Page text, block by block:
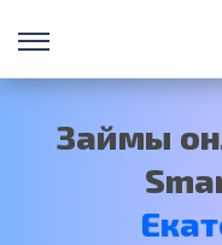
Займы